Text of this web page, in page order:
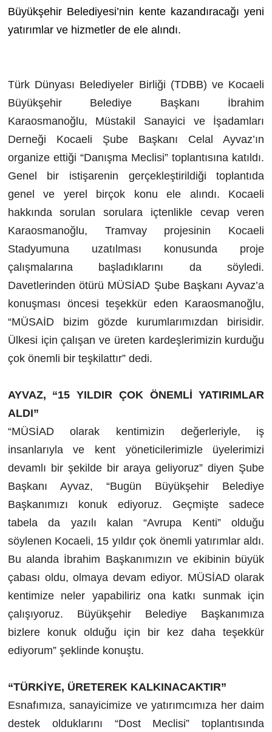
Büyükşehir Belediyesi’nin kente kazandıracağı yeni
yatırımlar ve hizmetler de ele alındı.
Türk Dünyası Belediyeler Birliği (TDBB) ve Kocaeli
Büyükşehir Belediye Başkanı İbrahim
Karaosmanoğlu, Müstakil Sanayici ve İşadamları
Derneği Kocaeli Şube Başkanı Celal Ayvaz’ın
organize ettiği “Danışma Meclisi” toplantısına katıldı.
Genel bir istişarenin gerçekleştirildiği toplantıda
genel ve yerel birçok konu ele alındı. Kocaeli
hakkında sorulan sorulara içtenlikle cevap veren
Karaosmanoğlu, Tramvay projesinin Kocaeli
Stadyumuna uzatılması konusunda proje
çalışmalarına başladıklarını da söyledi.
Davetlerinden ötürü MÜSİAD Şube Başkanı Ayvaz’a
konuşması öncesi teşekkür eden Karaosmanoğlu,
“MÜSAİD bizim gözde kurumlarımızdan birisidir.
Ülkesi için çalışan ve üreten kardeşlerimizin kurduğu
çok önemli bir teşkilattır” dedi.
AYVAZ, “15 YILDIR ÇOK ÖNEMLİ YATIRIMLAR
ALDI”
“MÜSİAD olarak kentimizin değerleriyle, iş
insanlarıyla ve kent yöneticilerimizle üyelerimizi
devamlı bir şekilde bir araya geliyoruz” diyen Şube
Başkanı Ayvaz, “Bugün Büyükşehir Belediye
Başkanımızı konuk ediyoruz. Geçmişte sadece
tabela da yazılı kalan “Avrupa Kenti” olduğu
söylenen Kocaeli, 15 yıldır çok önemli yatırımlar aldı.
Bu alanda İbrahim Başkanımızın ve ekibinin büyük
çabası oldu, olmaya devam ediyor. MÜSİAD olarak
kentimize neler yapabiliriz ona katkı sunmak için
çalışıyoruz. Büyükşehir Belediye Başkanımıza
bizlere konuk olduğu için bir kez daha teşekkür
ediyorum” şeklinde konuştu.
“TÜRKİYE, ÜRETEREK KALKINACAKTIR”
Esnafımıza, sanayicimize ve yatırımcımıza her daim
destek olduklarını “Dost Meclisi” toplantısında